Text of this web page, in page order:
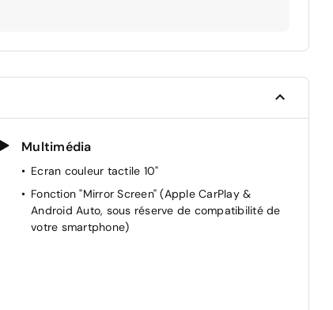
Multimédia
Ecran couleur tactile 10"
Fonction "Mirror Screen" (Apple CarPlay &
Android Auto, sous réserve de compatibilité de
votre smartphone)